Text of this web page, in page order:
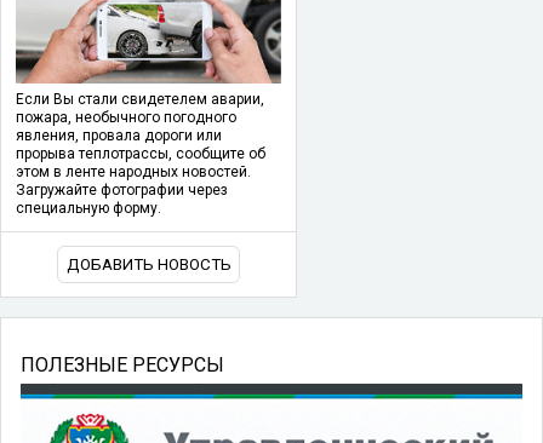
Если Вы стали свидетелем аварии,
пожара, необычного погодного
явления, провала дороги или
прорыва теплотрассы, сообщите об
этом в ленте народных новостей.
Загружайте фотографии через
специальную форму.
ДОБАВИТЬ НОВОСТЬ
ПОЛЕЗНЫЕ РЕСУРСЫ